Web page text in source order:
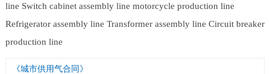
line Switch cabinet assembly line motorcycle production line
Refrigerator assembly line Transformer assembly line Circuit breaker
production line
《城市供用气合同》